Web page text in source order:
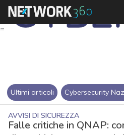
Ultimi articoli Cybersecurity
AVVISI DI SICUREZZA
Falle critiche in QNAP: